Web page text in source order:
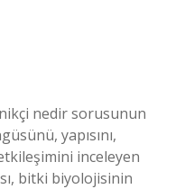
nedir sorusunun
yapısını,
inceleyen
bitki biyolojisinin